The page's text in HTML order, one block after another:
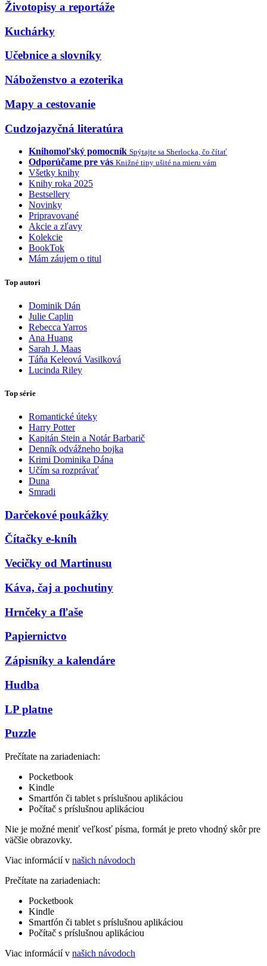
Životopisy a reportáže
Kuchárky
Učebnice a slovníky
Náboženstvo a ezoterika
Mapy a cestovanie
Cudzojazyčná literatúra
Knihomoľský pomocník Spýtajte sa Sherlocka, čo čítať
Odporúčame pre vás Knižné tipy ušité na mieru vám
Všetky knihy
Knihy roka 2025
Bestsellery
Novinky
Pripravované
Akcie a zľavy
Kolekcie
BookTok
Mám záujem o titul
Top autori
Dominik Dán
Julie Caplin
Rebecca Yarros
Ana Huang
Sarah J. Maas
Táňa Keleová Vasilková
Lucinda Riley
Top série
Romantické úteky
Harry Potter
Kapitán Stein a Notár Barbarič
Denník odvážneho bojka
Krimi Dominika Dána
Učím sa rozprávať
Duna
Smradi
Darčekové poukážky
Čítačky e-kníh
Vecičky od Martinusu
Káva, čaj a pochutiny
Hrnčeky a fľaše
Papiernictvo
Zápisníky a kalendáre
Hudba
LP platne
Puzzle
Prečítate na zariadeniach:
Pocketbook
Kindle
Smartfón či tablet s príslušnou aplikáciou
Počítač s príslušnou aplikáciou
Nie je možné meniť veľkosť písma, formát je preto vhodný skôr pre
väčšie obrazovky.
Viac informácií v našich návodoch
Prečítate na zariadeniach:
Pocketbook
Kindle
Smartfón či tablet s príslušnou aplikáciou
Počítač s príslušnou aplikáciou
Viac informácií v našich návodoch